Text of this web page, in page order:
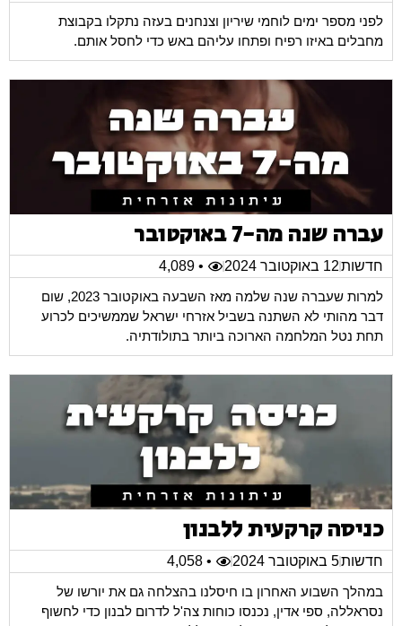
לפני מספר ימים לוחמי שיריון וצנחנים בעזה נתקלו בקבוצת
מחבלים באיזו רפיח ופתחו עליהם באש כדי לחסל אותם.
עברה שנה מה-7 באוקטובר
חדשות12 באוקטובר 2024
• 4,089
למרות שעברה שנה שלמה מאז השבעה באוקטובר 2023, שום
דבר מהותי לא השתנה בשביל אזרחי ישראל שממשיכים לכרוע
תחת נטל המלחמה הארוכה ביותר בתולודתיה.
כניסה קרקעית ללבנון
חדשות5 באוקטובר 2024
• 4,058
במהלך השבוע האחרון בו חיסלנו בהצלחה גם את יורשו של
נסראללה, ספי אדין, נכנסו כוחות צה'ל לדרום לבנון כדי לחשוף